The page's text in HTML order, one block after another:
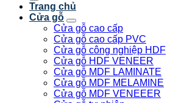
Trang chủ
Cửa gỗ
Cửa gỗ cao cấp
Cửa gỗ cao cấp PVC
Cửa gỗ công nghiệp HDF
Cửa gỗ HDF VENEER
Cửa gỗ MDF LAMINATE
Cửa gỗ MDF MELAMINE
Cửa gỗ MDF VENEEER